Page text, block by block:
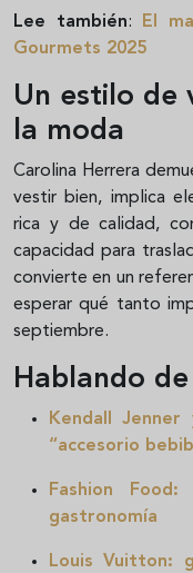
Lee también: El
Gourmets 2025
Un estilo de
la moda
Carolina Herrera
vestir bien, implica
rica y de calidad,
capacidad para
convierte en un
esperar qué tanto
septiembre.
Hablando
Kendall
“accesorio
Fashion
gastronomía
Louis Vuitton: